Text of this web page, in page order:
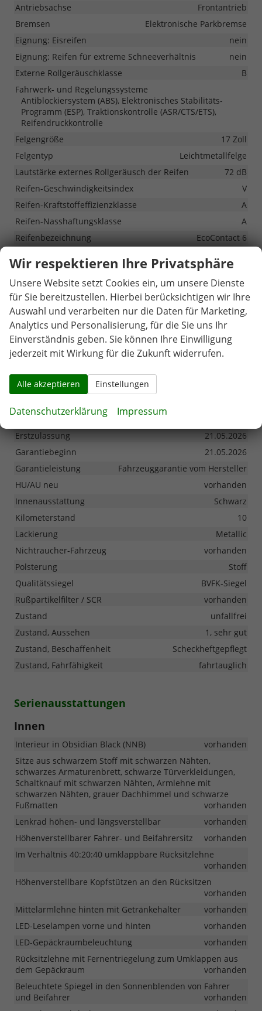
Antriebsachse
Frontantrieb
Bremsen
Elektronische Parkbremse
Eignung: Eisreifen
nein
Eignung: Reifen für extreme Schneeverhältnis
nein
Externe Rollgeräuschklasse
B
Fahrwerk- und Regelungssysteme
Antiblockiersystem (ABS), Elektronisches Stabilitäts-
Programm (ESP), Traktionskontrolle (ASR/CTS/ETS),
Reifendruckkontrolle
Felgengröße
17 Zoll
Felgentyp
Leichtmetallfelge
Lautstärke externes Rollgeräusch der Reifen
72 dB
Reifen-Geschwindigkeitsindex
V
Reifen-Kraftstoffeffizienzklasse
A
Reifen-Nasshaftungsklasse
A
Reifenbezeichnung
EcoContact 6
Reifenhersteller
Continental
Reifentyp
Sommerreifen
Reifentypenkennung (Artikelnr.)
0358523
Tragfähigkeitsindex
104
Sonstiges
Anzahl Sitzplätze
Erstzulassung
21.05.2026
Garantiebeginn
21.05.2026
Garantieleistung
Fahrzeuggarantie vom Hersteller
HU/AU neu
vorhanden
Innenausstattung
Schwarz
Kilometerstand
10
Lackierung
Metallic
Nichtraucher-Fahrzeug
vorhanden
Polsterung
Stoff
Qualitätssiegel
BVFK-Siegel
Rußpartikelfilter / SCR
vorhanden
Zustand
unfallfrei
Zustand, Aussehen
1, sehr gut
Zustand, Beschaffenheit
Scheckheftgepflegt
Zustand, Fahrfähigkeit
fahrtauglich
Serienausstattungen
Innen
Interieur in Obsidian Black (NNB)
vorhanden
Sitze aus schwarzem Stoff mit schwarzen Nähten,
schwarzes Armaturenbrett, schwarze Türverkleidungen,
Schaltknauf mit schwarzen Nähten, Armlehne mit
schwarzen Nähten, grauer Dachhimmel und schwarze
Fußmatten
vorhanden
Lenkrad höhen- und längsverstellbar
vorhanden
Höhenverstellbarer Fahrer- und Beifahrersitz
vorhanden
Im Verhältnis 40:20:40 umklappbare Rücksitzlehne
vorhanden
Höhenverstellbare Kopfstützen an den Rücksitzen
vorhanden
Mittelarmlehne hinten mit Getränkehalter
vorhanden
LED-Leselampen vorne und hinten
vorhanden
LED-Gepäckraumbeleuchtung
vorhanden
Rücksitzlehne mit Fernentriegelung zum Umklappen aus
dem Gepäckraum
vorhanden
Beleuchtete Spiegel in den Sonnenblenden von Fahrer
und Beifahrer
vorhanden
Wir respektieren Ihre Privatsphäre
Unsere Website setzt Cookies ein, um unsere Dienste
für Sie bereitzustellen. Hierbei berücksichtigen wir Ihre
Auswahl und verarbeiten nur die Daten für Marketing,
Analytics und Personalisierung, für die Sie uns Ihr
Einverständnis geben. Sie können Ihre Einwilligung
jederzeit mit Wirkung für die Zukunft widerrufen.
Alle akzeptieren Einstellungen
Datenschutzerklärung Impressum